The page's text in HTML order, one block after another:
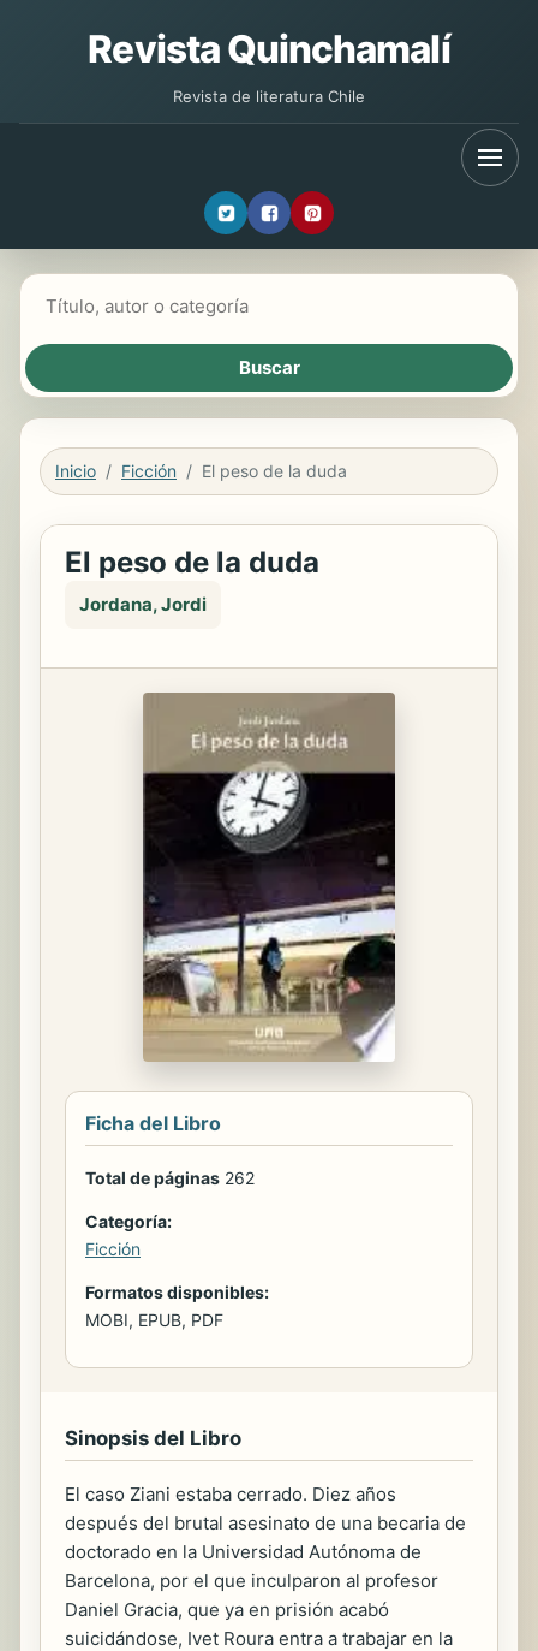
Revista Quinchamalí
Revista de literatura Chile
Inicio Ficción El peso de la duda
El peso de la duda
Jordana, Jordi
Ficha del Libro
Total de páginas 262
Categoría:
Ficción
Formatos disponibles:
MOBI, EPUB, PDF
Sinopsis del Libro
El caso Ziani estaba cerrado. Diez años
después del brutal asesinato de una becaria de
doctorado en la Universidad Autónoma de
Barcelona, por el que inculparon al profesor
Daniel Gracia, que ya en prisión acabó
suicidándose, Ivet Roura entra a trabajar en la